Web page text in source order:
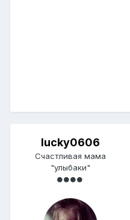
lucky0606
Счастливая мама
"улыбаки"